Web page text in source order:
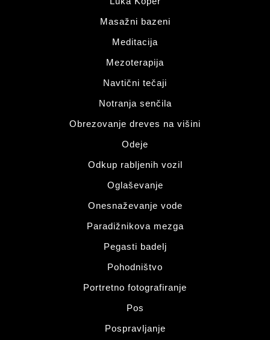
Masažni bazeni
Meditacija
Mezoterapija
Navtični tečaji
Notranja senčila
Obrezovanje dreves na višini
Odeje
Odkup rabljenih vozil
Oglaševanje
Onesnaževanje vode
Paradižnikova mezga
Pegasti badelj
Pohodništvo
Portretno fotografiranje
Pos
Pospravljanje